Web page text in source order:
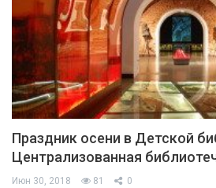
Праздник осени в Детской
Централизованная
Июн 30, 2018 81 0